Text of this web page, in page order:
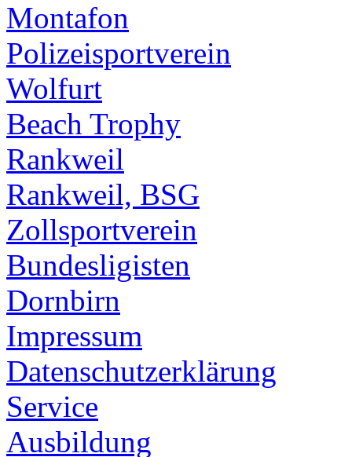
Montafon
Polizeisportverein
Wolfurt
Beach Trophy
Rankweil
Rankweil, BSG
Zollsportverein
Bundesligisten
Dornbirn
Impressum
Datenschutzerklärung
Service
Ausbildung